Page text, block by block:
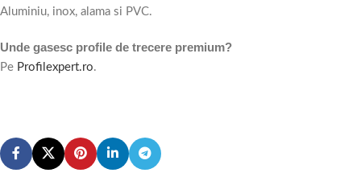
Aluminiu, inox, alama si PVC.
Unde gasesc profile de trecere premium?
Pe Profilexpert.ro.